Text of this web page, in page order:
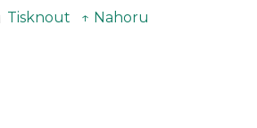
Tisknout ↑ Nahoru